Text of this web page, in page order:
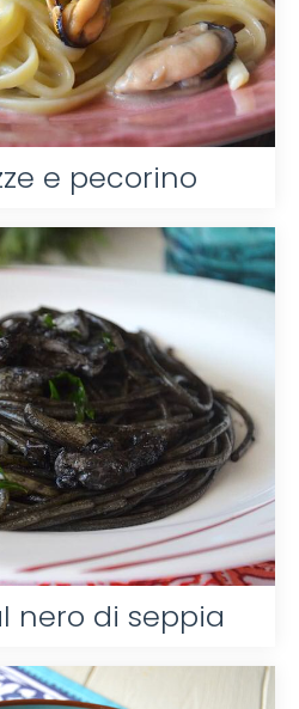
e pecorino
nero di seppia